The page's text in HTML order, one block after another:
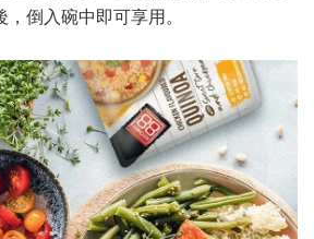
倒入碗中即可享用。